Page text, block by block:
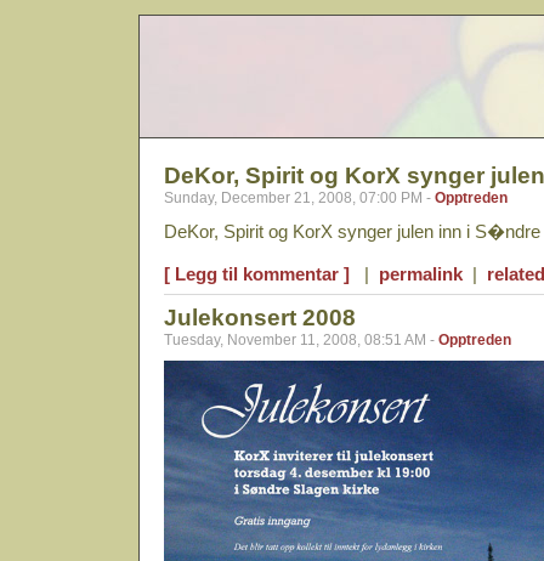
DeKor, Spirit og KorX synger
Sunday, December 21, 2008, 07:00 PM - Opptreden
DeKor, Spirit og KorX synger julen inn i
[ Legg til kommentar ] | permalink |
Julekonsert 2008
Tuesday, November 11, 2008, 08:51 AM - Opptreden